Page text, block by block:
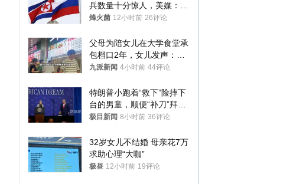
兵数量十分惊人，美媒：俄
朝要动真格？
烽火菌 12小时前 26评论
父母为陪女儿在大学食堂承
包档口2年，女儿发声：初
衷是为了陪伴，毕业后将不
九派新闻 4小时前 44评论
特朗普小跑着“救下”险摔下
台的男童，顺便“补刀”拜
登：“我可不想他像拜登一
极目新闻 8小时前 36评论
32岁女儿不结婚 母亲花7万
求助心理“大咖”
极昼 12小时前 19评论